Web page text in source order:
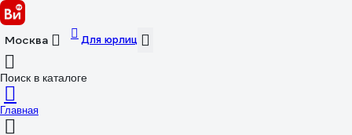
Москва Для юрлиц
Поиск в каталоге
Главная